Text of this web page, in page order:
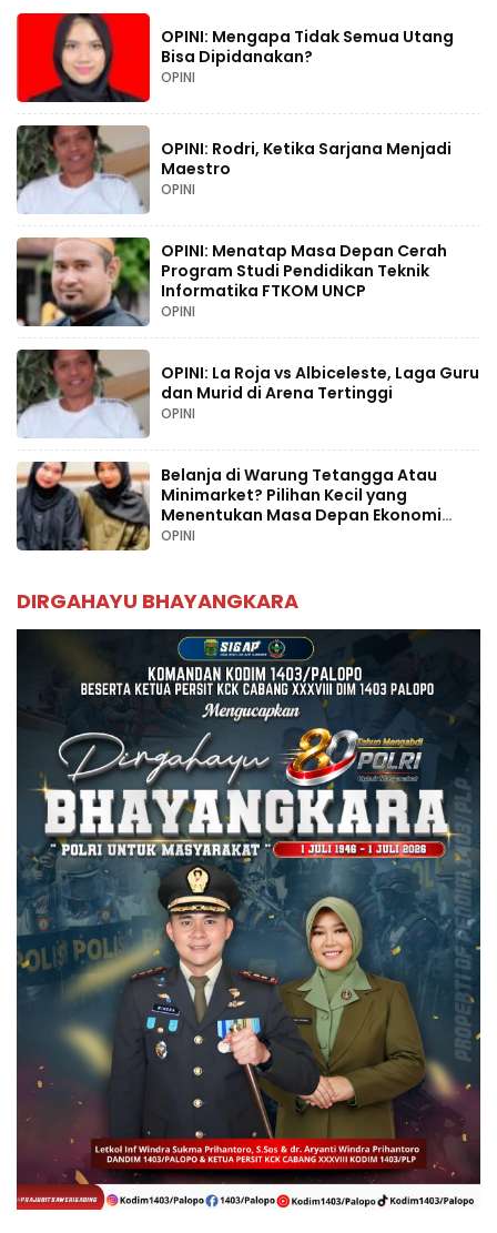
OPINI: Mengapa Tidak Semua Utang
Bisa Dipidanakan?
OPINI
OPINI: Rodri, Ketika Sarjana Menjadi
Maestro
OPINI
OPINI: Menatap Masa Depan Cerah
Program Studi Pendidikan Teknik
Informatika FTKOM UNCP
OPINI
OPINI: La Roja vs Albiceleste, Laga Guru
dan Murid di Arena Tertinggi
OPINI
Belanja di Warung Tetangga Atau
Minimarket? Pilihan Kecil yang
Menentukan Masa Depan Ekonomi
Palopo
OPINI
DIRGAHAYU BHAYANGKARA